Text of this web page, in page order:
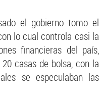
el gobierno tomo el
lo cual controla casi la
financieras del país,
casas de bolsa, con la
se especulaban las